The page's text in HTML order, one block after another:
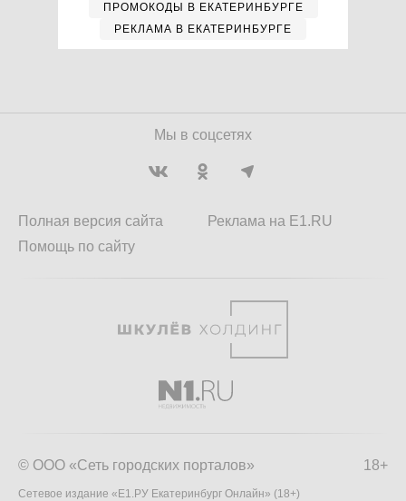
ПРОМОКОДЫ В ЕКАТЕРИНБУРГЕ
РЕКЛАМА В ЕКАТЕРИНБУРГЕ
Мы в соцсетях
Полная версия сайта
Помощь по сайту
Реклама на E1.RU
18+
© ООО «Сеть городских порталов»
Сетевое издание «Е1.РУ Екатеринбург Онлайн» (18+)